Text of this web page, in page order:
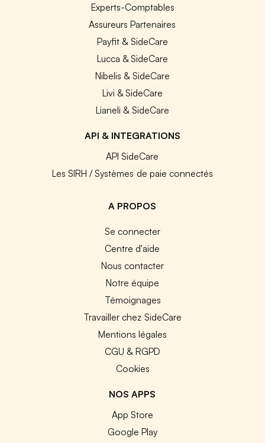
Experts-Comptables
Assureurs Partenaires
Payfit & SideCare
Lucca & SideCare
Nibelis & SideCare
Livi & SideCare
Lianeli & SideCare
API & INTEGRATIONS
API SideCare
Les SIRH / Systèmes de paie connectés
A PROPOS
Se connecter
Centre d'aide
Nous contacter
Notre équipe
Témoignages
Travailler chez SideCare
Mentions légales
CGU & RGPD
Cookies
NOS APPS
App Store
Google Play